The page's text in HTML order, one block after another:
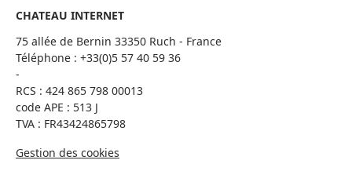
CHATEAU INTERNET
75 allée de Bernin 33350 Ruch - France
Téléphone : +33(0)5 57 40 59 36
-
RCS : 424 865 798 00013
code APE : 513 J
TVA : FR43424865798
Gestion des cookies